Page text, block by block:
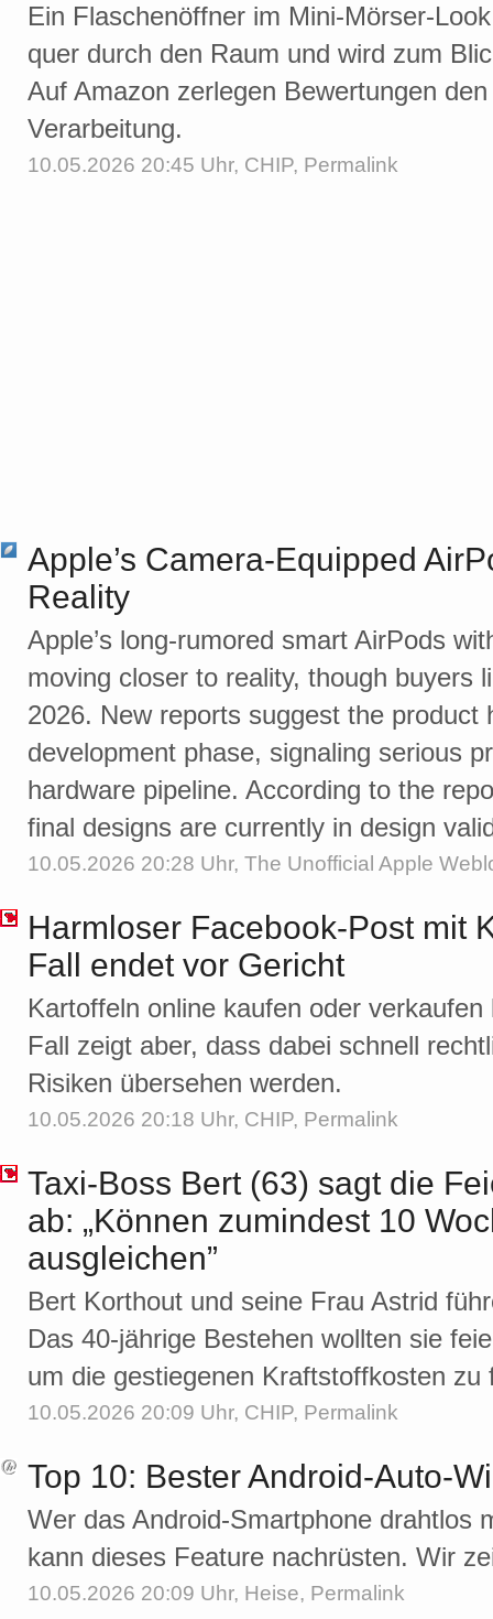
Ein Flaschenöffner im Mini-Mörser-
quer durch den Raum und wird zum
Auf Amazon zerlegen Bewertungen
Verarbeitung.
10.05.2026 20:45 Uhr, CHIP, Permalink
Apple’s Camera-Equipped
Reality
Apple’s long-rumored smart AirPods
moving closer to reality, though buyers
2026. New reports suggest the product
development phase, signaling serious
hardware pipeline. According to the
final designs are currently in design
10.05.2026 20:28 Uhr, The Unofficial Apple
Harmloser Facebook-Post mit
Fall endet vor Gericht
Kartoffeln online kaufen oder
Fall zeigt aber, dass dabei schnell
Risiken übersehen werden.
10.05.2026 20:18 Uhr, CHIP, Permalink
Taxi-Boss Bert (63) sagt die
ab: „Können zumindest 10
ausgleichen”
Bert Korthout und seine Frau Astrid
Das 40-jährige Bestehen wollten sie
um die gestiegenen Kraftstoffkosten zu
10.05.2026 20:09 Uhr, CHIP, Permalink
Top 10: Bester Android-Auto-
Wer das Android-Smartphone drahtlos
kann dieses Feature nachrüsten. Wir
10.05.2026 20:09 Uhr, Heise, Permalink